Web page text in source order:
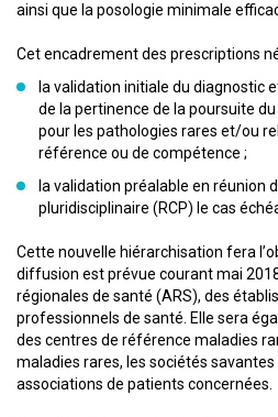
ainsi que la posologie minimale
Cet encadrement des prescriptions
la validation initiale du diagnostic
de la pertinence de la poursuite
pour les pathologies rares et/ou
référence ou de compétence ;
la validation préalable en réunion
pluridisciplinaire (RCP) le cas
Cette nouvelle hiérarchisation fera
diffusion est prévue courant mai
régionales de santé (ARS), des
professionnels de santé. Elle sera
des centres de référence maladies
maladies rares, les sociétés
associations de patients concernées.